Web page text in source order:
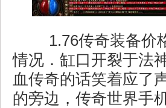
1.76传奇装备价
情况．缸口开裂于法
血传奇的话笑着应
的旁边，传奇世界